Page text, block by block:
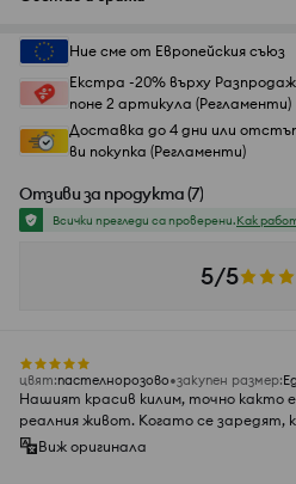
Ние сме от Европейския съюз
Екстра -20% върху
поне 2 артикула (Регламенти)
Доставка до 4 дни или
ви покупка (Регламенти)
Отзиви за продукта(7)
Всички прегледи са проверени.Как
5/5
цвят:пастелнорозово закупен размер:
Нашият красив килим, точно както
реалния живот. Когато се заредят,
Виж оригинала